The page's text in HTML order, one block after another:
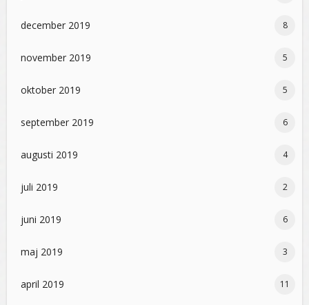
december 2019 8
november 2019 5
oktober 2019 5
september 2019 6
augusti 2019 4
juli 2019 2
juni 2019 6
maj 2019 3
april 2019 11